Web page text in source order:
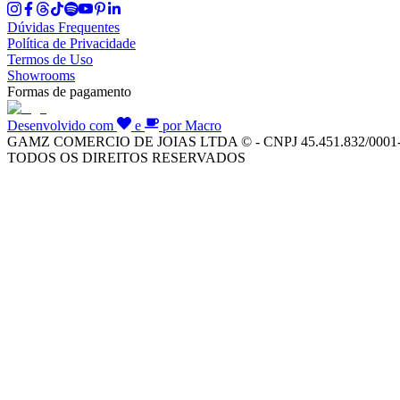
Dúvidas Frequentes
Política de Privacidade
Termos de Uso
Showrooms
Formas de pagamento
Desenvolvido com e
por Macro
GAMZ COMERCIO DE JOIAS LTDA © - CNPJ 45.451.832/
TODOS OS DIREITOS RESERVADOS